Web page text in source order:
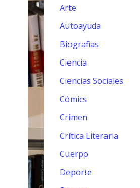
Arte
Autoayuda
Biografias
Ciencia
Ciencias Sociales
Cómics
Crimen
Crítica Literaria
Cuerpo
Deporte